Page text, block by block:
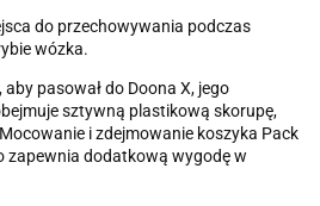
do przechowywania podczas
wózka.
pasował do Doona X, jego
sztywną plastikową skorupę,
i zdejmowanie koszyka Pack
zapewnia dodatkową wygodę w